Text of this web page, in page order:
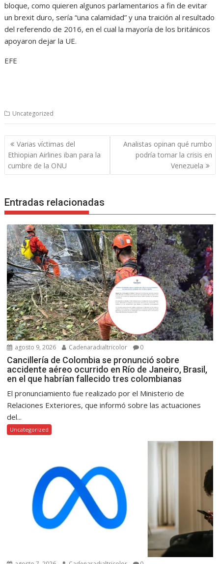
bloque, como quieren algunos parlamentarios a fin de evitar
un brexit duro, sería “una calamidad” y una traición al resultado
del referendo de 2016, en el cual la mayoría de los británicos
apoyaron dejar la UE.
EFE
Uncategorized
Navegación
de
entradas
Varias víctimas del
Ethiopian Airlines iban para la
cumbre de la ONU
Analistas opinan qué rumbo
podría tomar la crisis en
Venezuela
Entradas relacionadas
agosto 9, 2026 Cadenaradialtricolor 0
Cancillería de Colombia se pronunció sobre
accidente aéreo ocurrido en Río de Janeiro, Brasil,
en el que habrían fallecido tres colombianas
El pronunciamiento fue realizado por el Ministerio de
Relaciones Exteriores, que informó sobre las actuaciones
del...
Uncategorized